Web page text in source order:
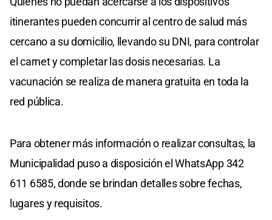
itinerantes pueden concurrir al centro de salud más
cercano a su domicilio, llevando su DNI, para controlar
el carnet y completar las dosis necesarias. La
vacunación se realiza de manera gratuita en toda la
red pública.
Para obtener más información o realizar consultas, la
Municipalidad puso a disposición el WhatsApp 342
611 6585, donde se brindan detalles sobre fechas,
lugares y requisitos.